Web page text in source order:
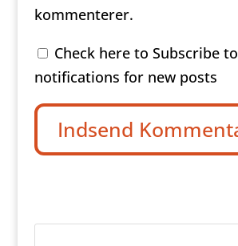
kommenterer.
Check here to Subscribe to
notifications for new posts